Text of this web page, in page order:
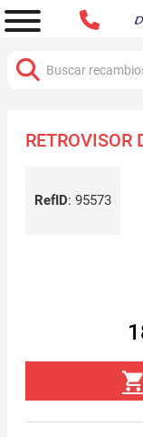
RETROVISOR
RefID: 95573